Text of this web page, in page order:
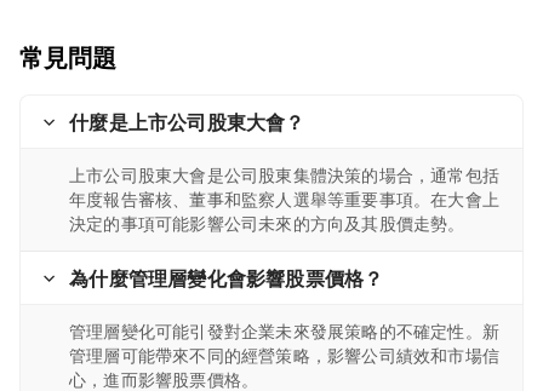
常見問題
什麼是上市公司股東大會？
上市公司股東大會是公司股東集體決策的場合，通常包括
年度報告審核、董事和監察人選舉等重要事項。在大會上
決定的事項可能影響公司未來的方向及其股價走勢。
為什麼管理層變化會影響股票價格？
管理層變化可能引發對企業未來發展策略的不確定性。新
管理層可能帶來不同的經營策略，影響公司績效和市場信
心，進而影響股票價格。